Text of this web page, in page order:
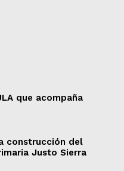
que acompaña
construcción del
Justo Sierra